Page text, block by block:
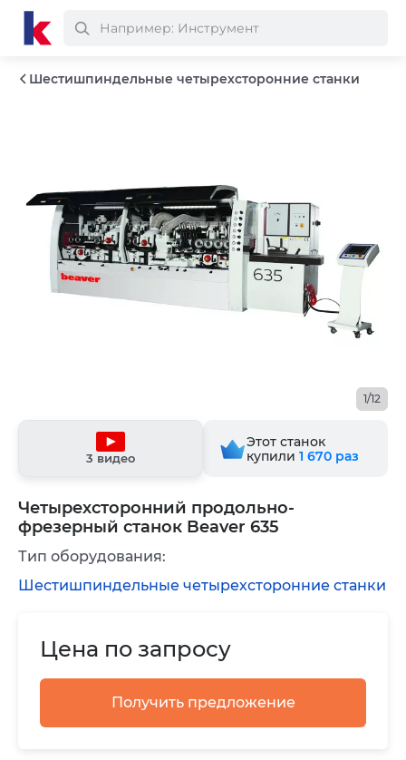
Шестишпиндельные четырехсторонние станки
Четырехсторонний продольно-
фрезерный станок Beaver 635
1/12
3 видео
Этот станок
купили 1 670 раз
Цена по запросу
Получить предложение
Тип оборудования:
Шестишпиндельные четырехсторонние станки